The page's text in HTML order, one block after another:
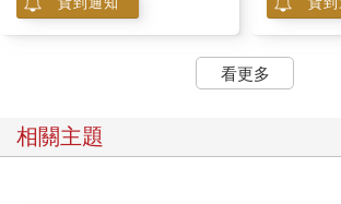
看更多
相關主題